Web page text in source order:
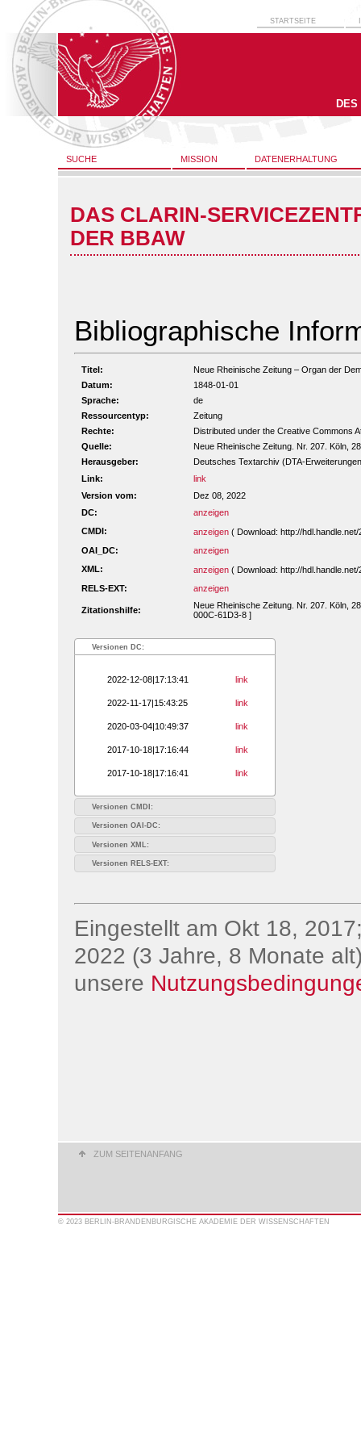
STARTSEITE
SUCHE MISSION DATENERHALTUNG
DAS CLARIN-
DER BBAW
Bibliographische
Titel:
Neue Rheinische Zeitung – Organ der
Datum:
1848-01-01
Sprache:
de
Ressourcentyp:
Zeitung
Rechte:
Distributed under the Creative Commons
Quelle:
Neue Rheinische Zeitung. Nr. 207. Köln,
Herausgeber:
Deutsches Textarchiv (DTA-
Link:
link
Version vom:
Dez 08, 2022
DC:
anzeigen
CMDI:
anzeigen ( Download: http://
OAI_DC:
anzeigen
XML:
anzeigen ( Download: http://
RELS-EXT:
anzeigen
Zitationshilfe:
Neue Rheinische Zeitung. Nr. 207. Köln,
000C-61D3-8 ]
Versionen DC:
2022-12-08|17:13:41 link
2022-11-17|15:43:25 link
2020-03-04|10:49:37 link
2017-10-18|17:16:44 link
2017-10-18|17:16:41 link
Versionen CMDI:
Versionen OAI-DC:
Versionen XML:
Versionen RELS-EXT:
Eingestellt am Okt 18,
2022 (3 Jahre, 8 Monate
unsere
ZUM SEITENANFANG
© 2023 BERLIN-BRANDENBURGISCHE AKADEMIE DER WISSENSCHAFTEN